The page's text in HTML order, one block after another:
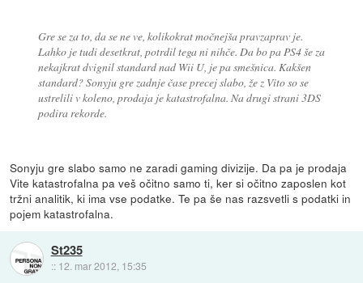
Gre se za to, da se ne ve, kolikokrat močnejša pravzaprav je.
Lahko je tudi desetkrat, potrdil tega ni nihče. Da bo pa PS4 še za
nekajkrat dvignil standard nad Wii U, je pa smešnica. Kakšen
standard? Sonyju gre zadnje čase precej slabo, že z Vito so se
ustrelili v koleno, prodaja je katastrofalna. Na drugi strani 3DS
podira rekorde.
Sonyju gre slabo samo ne zaradi gaming divizije. Da pa je prodaja
Vite katastrofalna pa veš očitno samo ti, ker si očitno zaposlen kot
tržni analitik, ki ima vse podatke. Te pa še nas razsvetli s podatki in
pojem katastrofalna.
St235
:: 12. mar 2012, 15:35